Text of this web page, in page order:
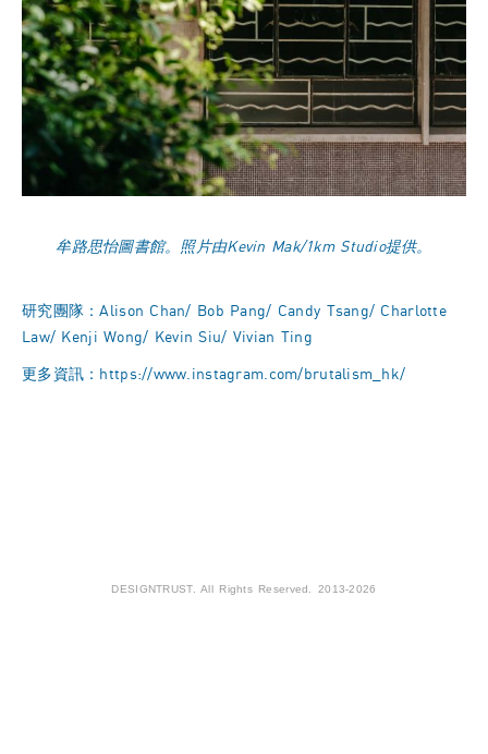
牟路思怡圖書館。照片由Kevin Mak/1km Studio提供。
研究團隊：Alison Chan/ Bob Pang/ Candy Tsang/ Charlotte
Law/ Kenji Wong/ Kevin Siu/ Vivian Ting
更多資訊： https://www.instagram.com/brutalism_hk/
DESIGNTRUST. All Rights Reserved. 2013-2026